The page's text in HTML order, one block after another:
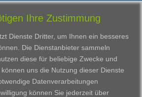
Standorte
Darmstadt
Frankfurt am Main
Gießen
Kassel
Wiesbaden
Fortbildungszentrum
Bildungsangebot
Ausbildung
Zertifikatslehrgänge
Fortbildung
Ihre Zustimmung
Dienste Dritter, um Ihnen ein besseres
Die Dienstanbieter sammeln
diese für beliebige Zwecke und
uns die Nutzung dieser Dienste
Datenverarbeitungen
können Sie jederzeit über